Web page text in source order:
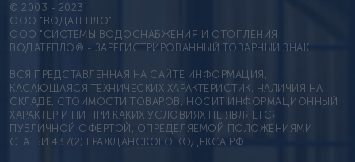
© 2003 - 2023
OOO "ВОДАТЕПЛО"
ООО "СИСТЕМЫ ВОДОСНАБЖЕНИЯ И ОТОПЛЕНИЯ
ВОДАТЕПЛО® - ЗАРЕГИСТРИРОВАННЫЙ ТОВАРНЫЙ ЗНАК
ВСЯ ПРЕДСТАВЛЕННАЯ НА САЙТЕ ИНФОРМАЦИЯ,
КАСАЮЩАЯСЯ ТЕХНИЧЕСКИХ ХАРАКТЕРИСТИК, НАЛИЧИЯ НА
СКЛАДЕ, СТОИМОСТИ ТОВАРОВ, НОСИТ ИНФОРМАЦИОННЫЙ
ХАРАКТЕР И НИ ПРИ КАКИХ УСЛОВИЯХ НЕ ЯВЛЯЕТСЯ
ПУБЛИЧНОЙ ОФЕРТОЙ, ОПРЕДЕЛЯЕМОЙ ПОЛОЖЕНИЯМИ
СТАТЬИ 437(2) ГРАЖДАНСКОГО КОДЕКСА РФ.